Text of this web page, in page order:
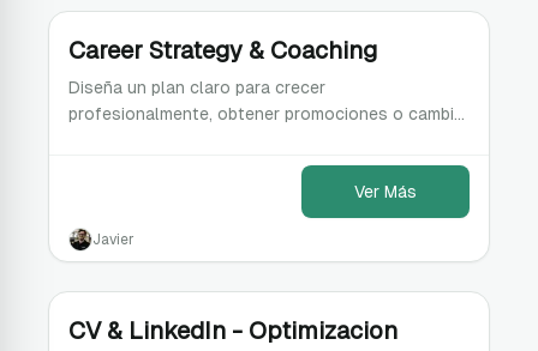
Career Strategy & Coaching
Diseña un plan claro para crecer
profesionalmente, obtener promociones o cambiar
Ver Más
Javier
CV & LinkedIn - Optimizacion